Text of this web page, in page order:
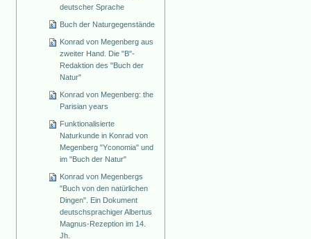
deutscher Sprache
Buch der Naturgegenstände
Konrad von Megenberg aus
zweiter Hand. Die "B"-
Redaktion des "Buch der
Natur"
Konrad von Megenberg: the
Parisian years
Funktionalisierte
Naturkunde in Konrad von
Megenberg "Yconomia" und
im "Buch der Natur"
Konrad von Megenbergs
"Buch von den natürlichen
Dingen". Ein Dokument
deutschsprachiger Albertus
Magnus-Rezeption im 14.
Jh.